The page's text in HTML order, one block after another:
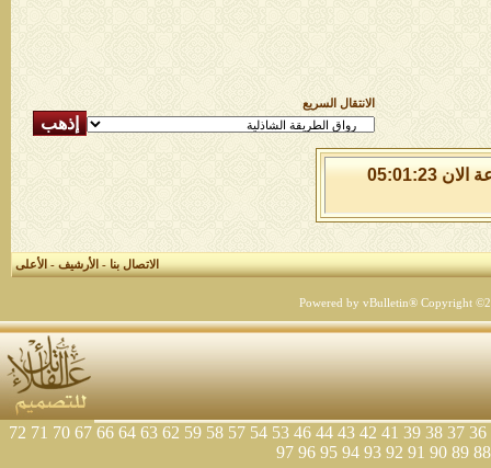
الانتقال السريع
الجمعة 7 من اغسطس 2026 , الساعة الان 05:01:23
الاتصال بنا-الأرشيف-الأعلى
Powered by vBulletin® Copyright
36
37
38
39
41
42
43
44
46
53
54
57
58
59
62
63
64
66
67
70
71
72
88
89
90
91
92
93
94
95
96
97